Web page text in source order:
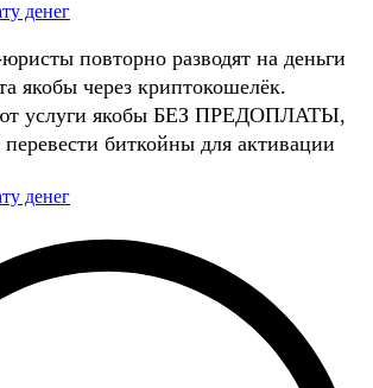
денег
повторно разводят на деньги
якобы через криптокошелёк.
услуги якобы БЕЗ ПРЕДОПЛАТЫ,
биткойны для активации
денег